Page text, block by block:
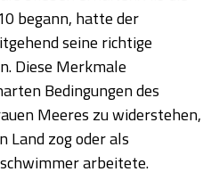
begann, hatte der
seine richtige
Diese Merkmale
Bedingungen des
Meeres zu widerstehen,
Land zog oder als
arbeitete.